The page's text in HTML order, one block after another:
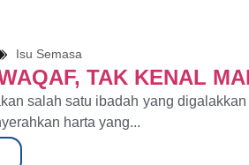
Isu Semasa
TAK KENAL
salah satu ibadah yang
harta yang...